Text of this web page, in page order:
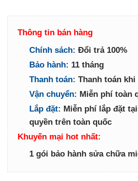
Thông tin bán hàng
Chính sách: Đổi trả 100%
Bảo hành: 11 tháng
Thanh toán: Thanh toán khi
Vận chuyển: Miễn phí toàn
Lắp đặt: Miễn phí lắp đặt
quyền trên toàn quốc
Khuyến mại hot nhất:
1 gói bảo hành sửa chữa